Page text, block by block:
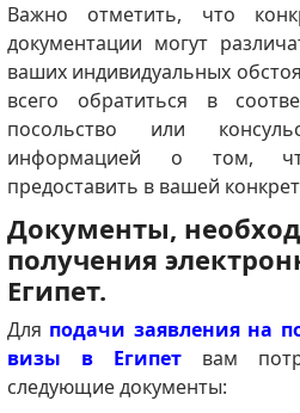
Важно отметить, что
документации могут
ваших индивидуальных
всего обратиться в
посольство или
информацией о том,
предоставить в вашей
Документы,
получения
Египет.
Для подачи заявления на
визы в Египетвам
следующие документы: